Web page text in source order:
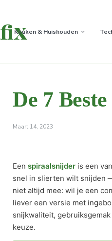
Keuken & Huishouden
De 7
Maart 14, 2023
Een spiraalsnijder is een
snel in slierten wilt snijden
niet altijd mee: wil je een
liever een versie met
snijkwaliteit,
keuze.